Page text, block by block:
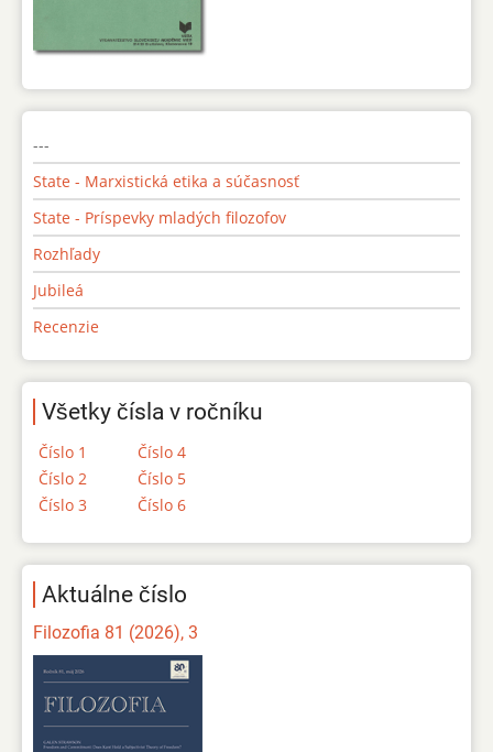
---
State - Marxistická etika a súčasnosť
State - Príspevky mladých filozofov
Rozhľady
Jubileá
Recenzie
Všetky čísla v ročníku
Číslo 1
Číslo 2
Číslo 3
Číslo 4
Číslo 5
Číslo 6
Aktuálne číslo
Filozofia 81 (2026), 3